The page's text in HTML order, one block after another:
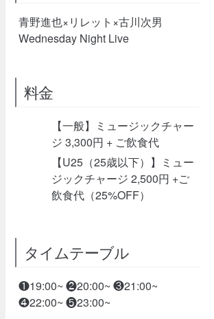
青野進也×リレット×古川次男
Wednesday Night Live
料金
【一般】ミュージックチャー
ジ 3,300円 + ご飲食代
【U25（25歳以下）】ミュー
ジックチャージ 2,500円 +ご
飲食代（25%OFF）
タイムテーブル
❶19:00~ ❷20:00~ ❸21:00~
❹22:00~ ❺23:00~